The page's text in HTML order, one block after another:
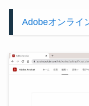
Adobeオンライ